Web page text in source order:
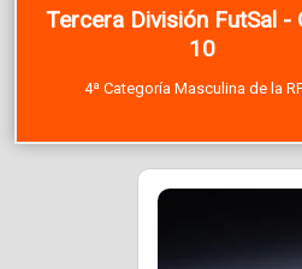
Tercera División FutSal -
10
4ª Categoría Masculina de la